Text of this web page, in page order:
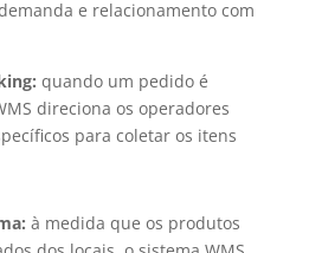
e relacionamento com
quando um pedido é
direciona os operadores
para coletar os itens
à medida que os produtos